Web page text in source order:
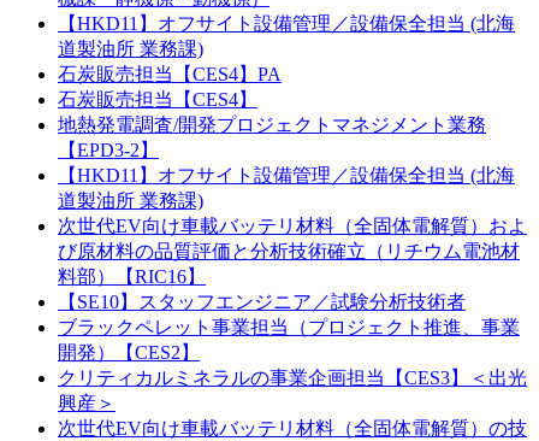
【HKD11】オフサイト設備管理／設備保全担当 (北海
道製油所 業務課)
石炭販売担当【CES4】PA
石炭販売担当【CES4】
地熱発電調査/開発プロジェクトマネジメント業務
【EPD3-2】
【HKD11】オフサイト設備管理／設備保全担当 (北海
道製油所 業務課)
次世代EV向け車載バッテリ材料（全固体電解質）およ
び原材料の品質評価と分析技術確立（リチウム電池材
料部）【RIC16】
【SE10】スタッフエンジニア／試験分析技術者
ブラックペレット事業担当（プロジェクト推進、事業
開発）【CES2】
クリティカルミネラルの事業企画担当【CES3】＜出光
興産＞
次世代EV向け車載バッテリ材料（全固体電解質）の技